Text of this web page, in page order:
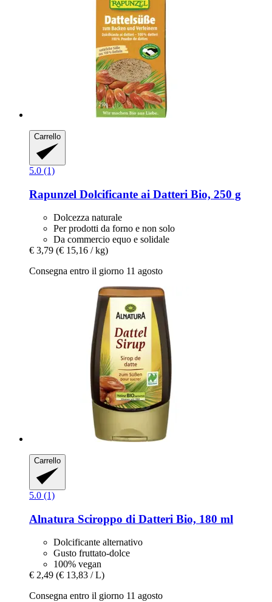
Carrello
5.0 (1)
Rapunzel Dolcificante ai Datteri Bio, 250 g
Dolcezza naturale
Per prodotti da forno e non solo
Da commercio equo e solidale
€ 3,79 (€ 15,16 / kg)
Consegna entro il giorno 11 agosto
Carrello
5.0 (1)
Alnatura Sciroppo di Datteri Bio, 180 ml
Dolcificante alternativo
Gusto fruttato-dolce
100% vegan
€ 2,49 (€ 13,83 / L)
Consegna entro il giorno 11 agosto